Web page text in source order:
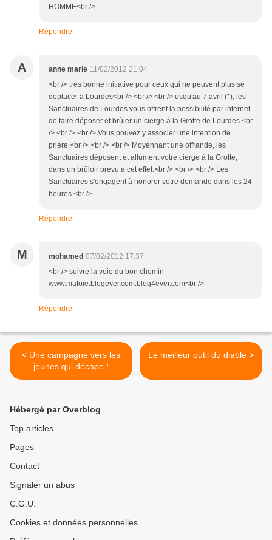
HOMME<br />
Répondre
A anne marie 11/02/2012 21:04
<br /> tres bonne initiative pour ceux qui ne peuvent plus se
deplacer a Lourdes<br /> <br /> <br /> usqu'au 7 avril (*), les
Sanctuaires de Lourdes vous offrent la possibilité par internet
de faire déposer et brûler un cierge à la Grotte de Lourdes.<br
/> <br /> <br /> Vous pouvez y associer une intention de
prière.<br /> <br /> <br /> Moyennant une offrande, les
Sanctuaires déposent et allument votre cierge à la Grotte,
dans un brûloir prévu à cet effet.<br /> <br /> <br /> Les
Sanctuaires s'engagent à honorer votre demande dans les 24
heures.<br />
Répondre
M mohamed 07/02/2012 17:37
<br /> suivre la voie du bon chemin
www.mafoie.blogever.com.blog4ever.com<br />
Répondre
< Une campagne vers les
jeunes qui décape !
Le meilleur outil du diable >
Hébergé par Overblog
Top articles
Pages
Contact
Signaler un abus
C.G.U.
Cookies et données personnelles